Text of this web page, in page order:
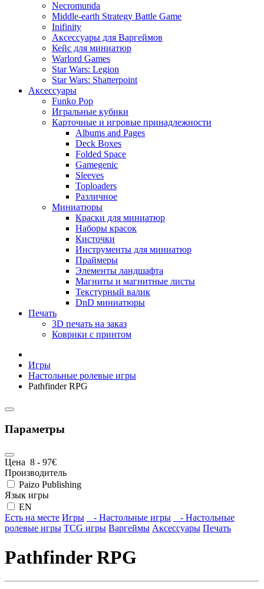
Necromunda
Middle-earth Strategy Battle Game
Inifinity
Аксессуары для Варгеймов
Кейс для миниатюр
Warlord Games
Star Wars: Legion
Star Wars: Shatterpoint
Аксессуары
Funko Pop
Игральные кубики
Карточные и игровые принадлежности
Albums and Pages
Deck Boxes
Folded Space
Gamegenic
Sleeves
Toploaders
Различное
Миниатюры
Краски для миниатюр
Наборы красок
Кисточки
Инструменты для миниатюр
Праймеры
Элементы ландшафта
Магниты и магнитные листы
Текстурный валик
DnD миниатюры
Печать
3D печать на заказ
Коврики с принтом
Игры
Настольные ролевые игры
Pathfinder RPG
Параметры
Цена 8 - 97€
Производитель
Paizo Publishing
Язык игры
EN
Есть на месте Игры - Настольные игры
- Настольные
ролевые игры TCG игры Варгеймы Аксессуары Печать
Pathfinder RPG